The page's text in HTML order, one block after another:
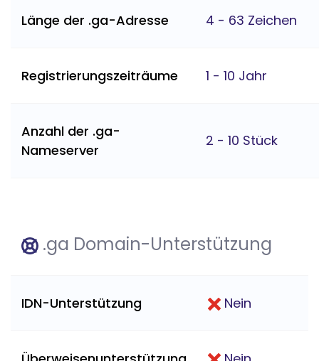
Länge der .ga-Adresse 4 - 63 Zeichen
Registrierungszeiträume 1 - 10 Jahr
Anzahl der .ga-
Nameserver
2 - 10 Stück
.ga Domain-Unterstützung
IDN-Unterstützung Nein